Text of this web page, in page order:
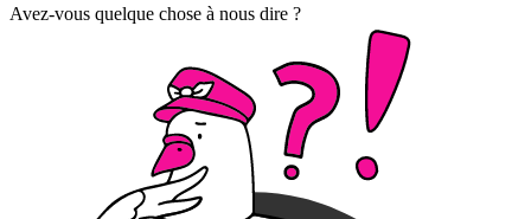
Avez-vous quelque chose à nous dire ?